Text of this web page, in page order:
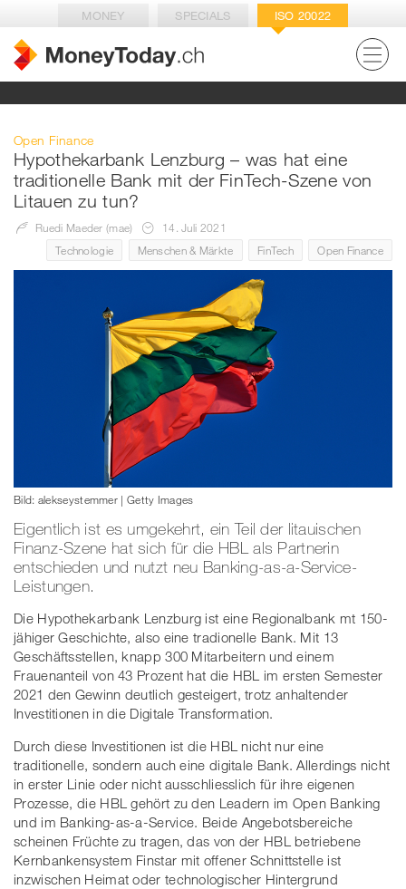
MONEY SPECIALS ISO 20022
Open Finance
Hypothekarbank Lenzburg – was hat eine
traditionelle Bank mit der FinTech-Szene von
Litauen zu tun?
Ruedi Maeder (mae)
14. Juli 2021
Technologie
Menschen & Märkte FinTech Open Finance
Bild: alekseystemmer | Getty Images
Eigentlich ist es umgekehrt, ein Teil der litauischen
Finanz-Szene hat sich für die HBL als Partnerin
entschieden und nutzt neu Banking-as-a-Service-
Leistungen.
Die Hypothekarbank Lenzburg ist eine Regionalbank mt 150-
jähiger Geschichte, also eine tradionelle Bank. Mit 13
Geschäftsstellen, knapp 300 Mitarbeitern und einem
Frauenanteil von 43 Prozent hat die HBL im ersten Semester
2021 den Gewinn deutlich gesteigert, trotz anhaltender
Investitionen in die Digitale Transformation.
Durch diese Investitionen ist die HBL nicht nur eine
traditionelle, sondern auch eine digitale Bank. Allerdings nicht
in erster Linie oder nicht ausschliesslich für ihre eigenen
Prozesse, die HBL gehört zu den Leadern im Open Banking
und im Banking-as-a-Service. Beide Angebotsbereiche
scheinen Früchte zu tragen, das von der HBL betriebene
Kernbankensystem Finstar mit offener Schnittstelle ist
inzwischen Heimat oder technologischer Hintergrund